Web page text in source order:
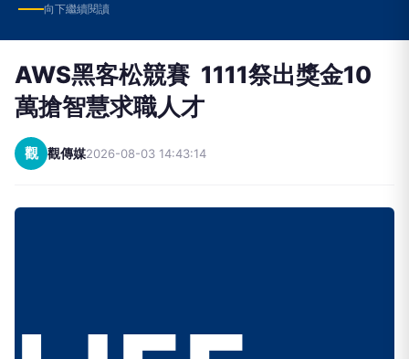
向下繼續閱讀
AWS黑客松競賽 1111祭出獎金10
萬搶智慧求職人才
觀 觀傳媒2026-08-03 14:43:14